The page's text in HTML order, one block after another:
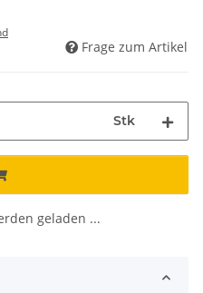
Frage zum Artikel
Stk
geladen ...